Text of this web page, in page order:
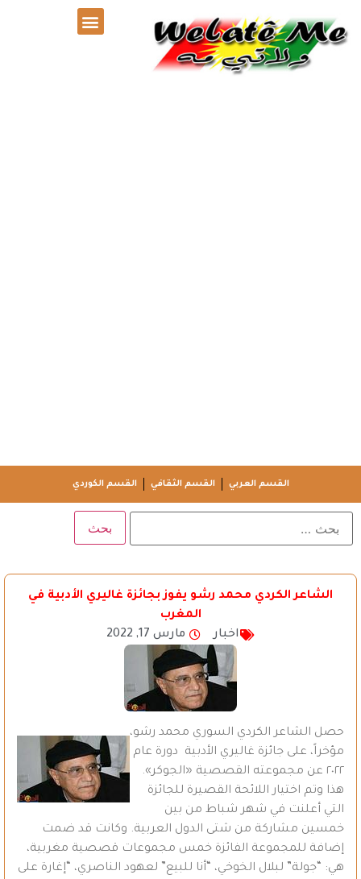
القسم العربي القسم الثقافي القسم الكوردي
الشاعر الكردي محمد رشو يفوز بجائزة غاليري الأدبية في
المغرب
اخبار
مارس 17, 2022
حصل الشاعر الكردي السوري محمد رشو،
مؤخراً، على جائزة غاليري الأدبية دورة عام
٢٠٢٢ عن مجموعته القصصية «الجوكر».
هذا وتم اختيار اللائحة القصيرة للجائزة
التي أعلنت في شهر شباط من بين
خمسين مشاركة من شتى الدول العربية. وكانت قد ضمت
إضافة للمجموعة الفائزة خمس مجموعات قصصية مغربية،
هي: “جولة” لبلال الخوخي، “أنا للبيع” لعهود الناصري، “إغارة على